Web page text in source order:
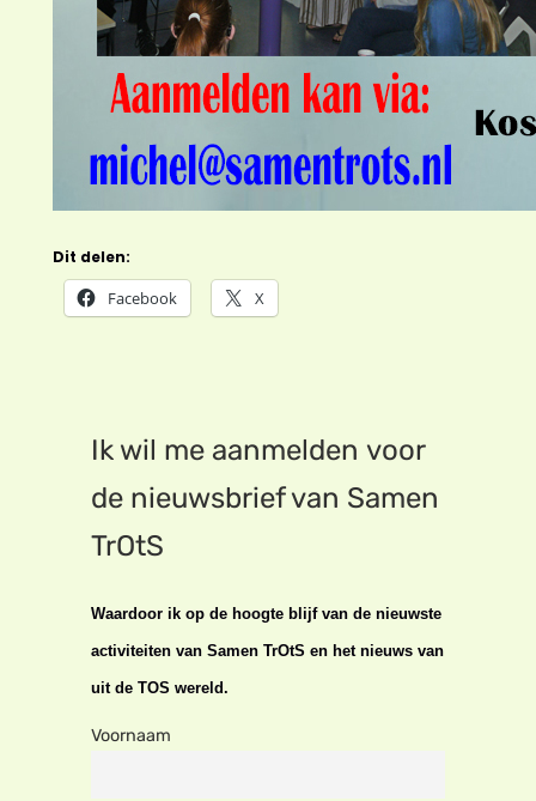
Dit delen:
Facebook X
Ik wil me aanmelden voor
de nieuwsbrief van Samen
TrOtS
Waardoor ik op de hoogte blijf van de nieuwste
activiteiten van Samen TrOtS en het nieuws van
uit de TOS wereld.
Voornaam